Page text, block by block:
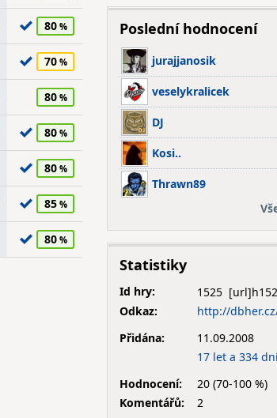
80
70
80
80
80
85
80
Poslední hodnocení
jurajjanosik
veselykralicek
DJ
Kosi..
Thrawn89
Statistiky
Id hry:
1525
Odkaz:
http://
Přidána:
11.09.2008
17 let a 334
Hodnocení:
20 (70-100 %)
Komentářů:
2